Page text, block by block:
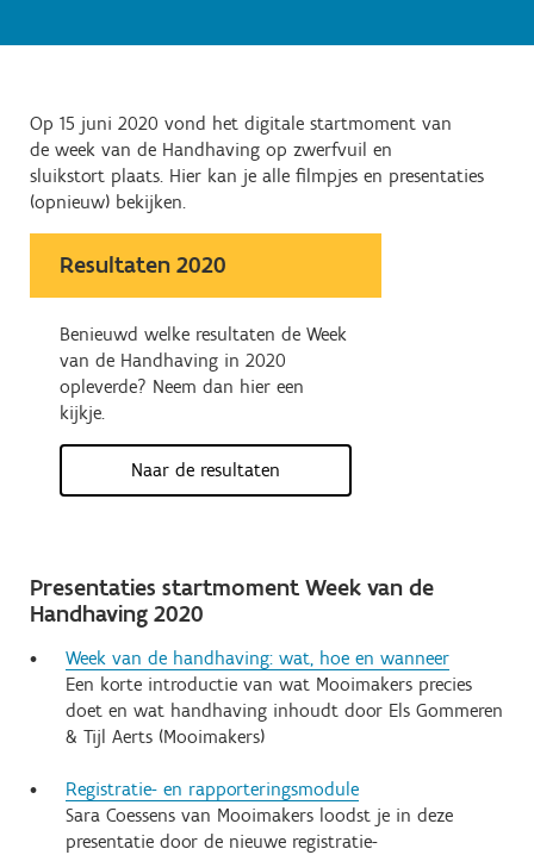
Op 15 juni 2020 vond het digitale startmoment van
de week van de Handhaving op zwerfvuil en
sluikstort plaats. Hier kan je alle filmpjes en presentaties
(opnieuw) bekijken.
Resultaten 2020
Benieuwd welke resultaten de Week
van de Handhaving in 2020
opleverde? Neem dan hier een
kijkje.
Naar de resultaten
Presentaties startmoment Week van de
Handhaving 2020
Week van de handhaving: wat, hoe en wanneer
Een korte introductie van wat Mooimakers precies
doet en wat handhaving inhoudt door Els Gommeren
& Tijl Aerts (Mooimakers)
Registratie- en rapporteringsmodule
Sara Coessens van Mooimakers loodst je in deze
presentatie door de nieuwe registratie-